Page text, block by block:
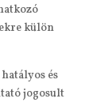
külön
és
jogosult